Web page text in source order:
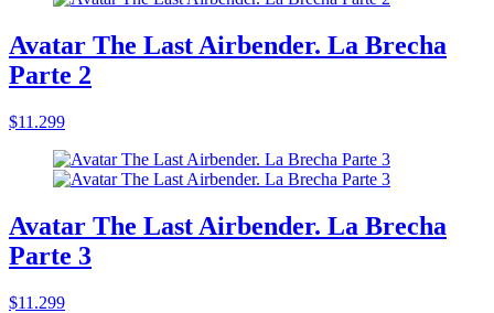
Avatar The Last Airbender. La Brecha
Parte 2
$11.299
Avatar The Last Airbender. La Brecha
Parte 3
$11.299